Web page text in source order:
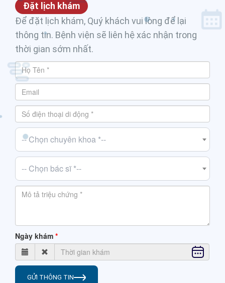
Đặt lịch khám
Để đặt lịch khám, Quý khách vui lòng để lại
thông tin. Bệnh viện sẽ liên hệ xác nhận trong
thời gian sớm nhất.
-- Chọn chuyên khoa *--
-- Chọn bác sĩ *--
Ngày khám
GỬI THÔNG TIN